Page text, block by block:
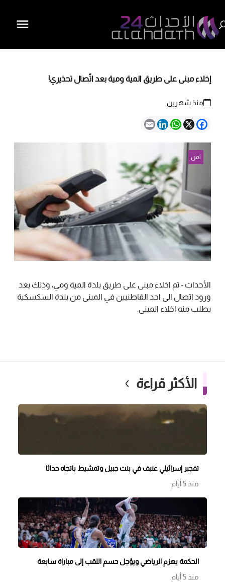
إخلاء مبنى على طريق المية ومية بعد اتّصال تحذيري!
منذ شهرين
Facebook
X
WhatsApp
LinkedIn
Email
امن
الأحداث - تم اخلاء مبنى على طريق بلدة المية ومي، وذلك بعد
ورود اتصال الى احد القاطنيين في المبنى من بلدة السكسكية
يطلب منه اخلاء المبنى.
الأكثر قراءة
تفجير إسرائيلي عنيف في بنت جبيل وتمشيط باتجاه حداثا
منذ 5 أيام
الحكمة يهزم الرياضي ويؤجل حسم اللقب إلى مباراة سابعة
منذ 5 أيام